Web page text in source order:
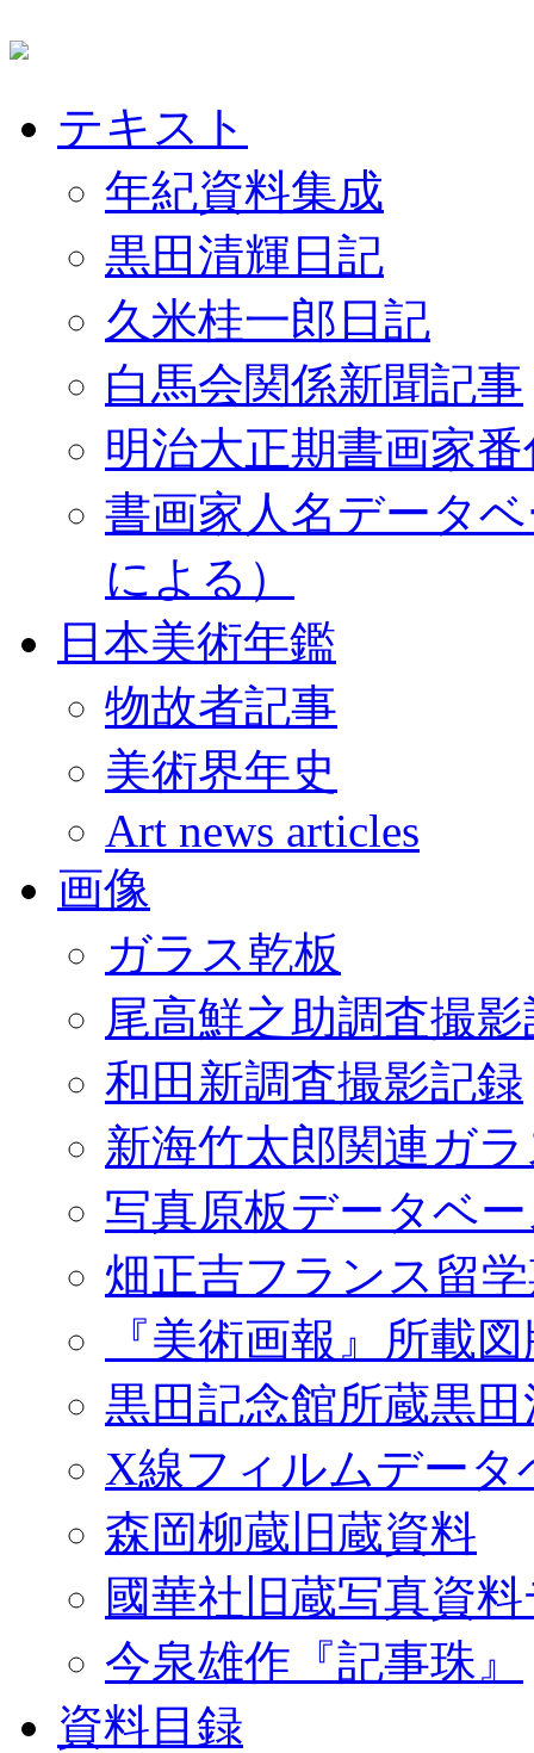
テキスト
年紀資料集成
黒田清輝日記
久米桂一郎日記
白馬会関係新聞記事
明治大正期書画家
書画家人名データ
による）
日本美術年鑑
物故者記事
美術界年史
Art news articles
画像
ガラス乾板
尾高鮮之助調査撮
和田新調査撮影記録
新海竹太郎関連ガ
写真原板データベ
畑正吉フランス留
『美術画報』所載
黒田記念館所蔵黒
X線フィルムデータ
森岡柳蔵旧蔵資料
國華社旧蔵写真資
今泉雄作『記事珠』
資料目録